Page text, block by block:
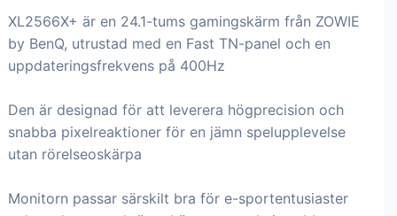
XL2566X+ är en 24.1-tums gamingskärm från ZOWIE
by BenQ, utrustad med en Fast TN-panel och en
uppdateringsfrekvens på 400Hz
Den är designad för att leverera högprecision och
snabba pixelreaktioner för en jämn spelupplevelse
utan rörelseoskärpa
Monitorn passar särskilt bra för e-sportentusiaster